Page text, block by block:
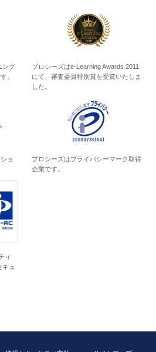
ング
。
プロシーズはe-Learning Awards 2011
にて、審査委員特別賞を受賞いたしま
した。
ョ
プロシーズはプライバシーマーク取得
企業です。
ィ
ュ